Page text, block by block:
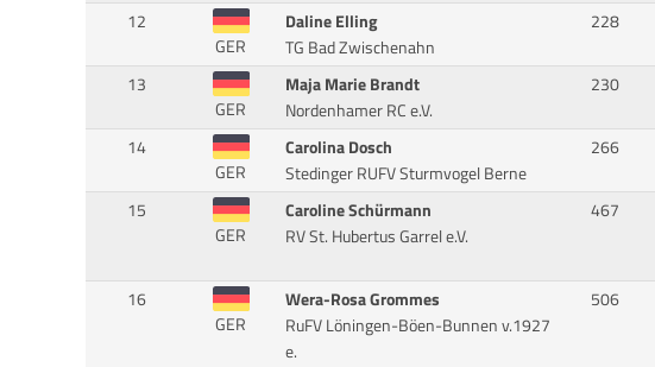
12
GER
Daline Elling
TG Bad Zwischenahn
228
13
GER
Maja Marie Brandt
Nordenhamer RC e.V.
230
14
GER
Carolina Dosch
Stedinger RUFV Sturmvogel Berne
266
15
GER
Caroline Schürmann
RV St. Hubertus Garrel e.V.
467
16
GER
Wera-Rosa Grommes
RuFV Löningen-Böen-Bunnen v.1927
e.
506